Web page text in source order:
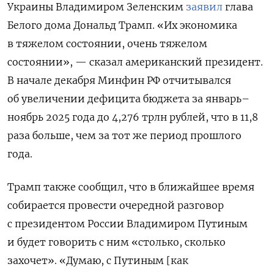
Украины Владимиром Зеленским заявил глава
Белого дома Дональд Трамп. «Их экономика
в тяжелом состоянии, очень тяжелом
состоянии», — сказал американский президент.
В начале декабря Минфин РФ отчитывался
об увеличении дефицита бюджета за январь–
ноябрь 2025 года до 4,276 трлн рублей, что в 11,8
раза больше, чем за тот же период прошлого
года.
Трамп также сообщил, что в ближайшее время
собирается провести очередной разговор
с президентом России Владимиром Путиным
и будет говорить с ним «столько, сколько
захочет». «Думаю, с Путиным [как